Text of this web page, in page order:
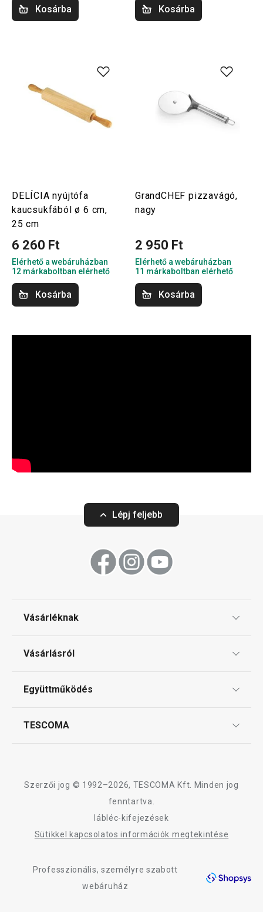
Kosárba Kosárba
DELÍCIA nyújtófa
kaucsukfából ø 6 cm,
25 cm
6 260 Ft
Elérhető a webáruházban
12 márkaboltban elérhető
Kosárba
GrandCHEF pizzavágó,
nagy
2 950 Ft
Elérhető a webáruházban
11 márkaboltban elérhető
Kosárba
Lépj feljebb
Vásárléknak
Gyakori kérdések
Vásárlásról
Reklamáció és termékvisszaküldés
Együttműködés
TESCOMA
Adatkezelési Tájékoztató
Szerzői jog © 1992–2026, TESCOMA Kft. Minden jog
fenntartva.
lábléc-kifejezések
Sütikkel kapcsolatos információk megtekintése
Professzionális, személyre szabott
webáruház